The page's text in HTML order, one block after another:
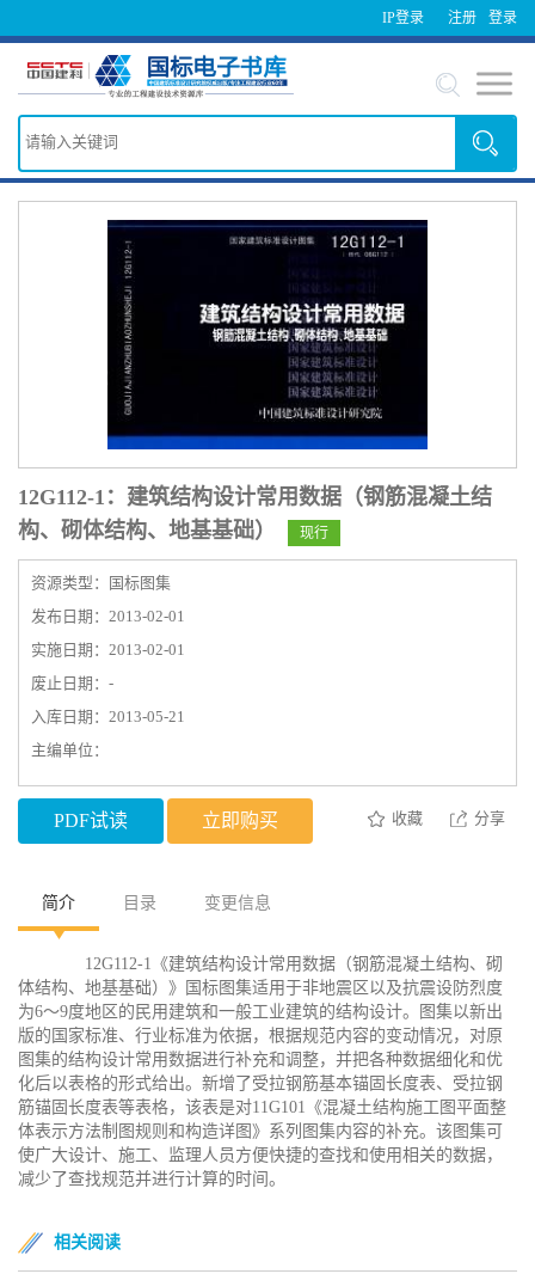
IP登录 登录
注册
12G112-1：建筑结构设计常用数据（钢筋混凝土结
构、砌体结构、地基基础）
现行
资源类型：国标图集
发布日期：2013-02-01
实施日期：2013-02-01
废止日期：-
入库日期：2013-05-21
主编单位：
PDF试读 立即购买 收藏 分享
简介 目录 变更信息
12G112-1《建筑结构设计常用数据（钢筋混凝土结构、砌
体结构、地基基础）》国标图集适用于非地震区以及抗震设防烈度
为6～9度地区的民用建筑和一般工业建筑的结构设计。图集以新出
版的国家标准、行业标准为依据，根据规范内容的变动情况，对原
图集的结构设计常用数据进行补充和调整，并把各种数据细化和优
化后以表格的形式给出。新增了受拉钢筋基本锚固长度表、受拉钢
筋锚固长度表等表格，该表是对11G101《混凝土结构施工图平面整
体表示方法制图规则和构造详图》系列图集内容的补充。该图集可
使广大设计、施工、监理人员方便快捷的查找和使用相关的数据，
减少了查找规范并进行计算的时间。
相关阅读